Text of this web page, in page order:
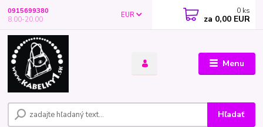
Menu
EUR
Hľadať
0915699380
8.00-20.00
0 ks
za 0,00 EUR